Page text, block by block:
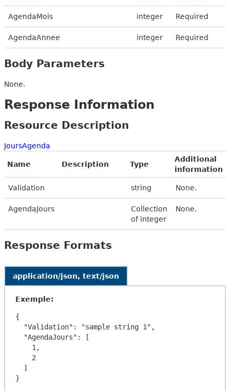
AgendaMois integer Required
AgendaAnnee integer Required
Body Parameters
None.
Response Information
Resource Description
JoursAgenda
Name Description Type
Additional
information
Validation string None.
AgendaJours
Collection
of integer
None.
Response Formats
application/json, text/json
Exemple:
{